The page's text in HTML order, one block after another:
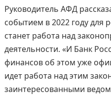
Руководитель АФД
событием в 2022 году для
станет работа над
деятельности. «И Банк
финансов об этом уже
идет работа над этим
заинтересованными